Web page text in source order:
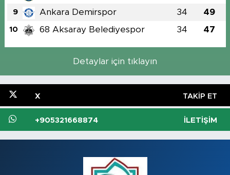
9 Ankara Demirspor 34 49
10 68 Aksaray Belediyespor 34 47
Detaylar için tıklayın
X TAKIP ET
+905321668874 İLETIŞIM